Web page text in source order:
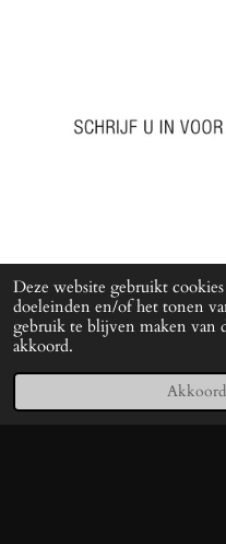
Deze website gebruikt
doeleinden en/of het tonen
gebruik te blijven maken van
akkoord.
Akkoord
Telefoonnummer